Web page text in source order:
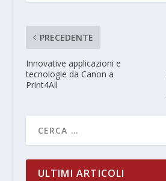
PRECEDENTE
Innovative applicazioni e
tecnologie da Canon a
Print4All
ULTIMI ARTICOLI